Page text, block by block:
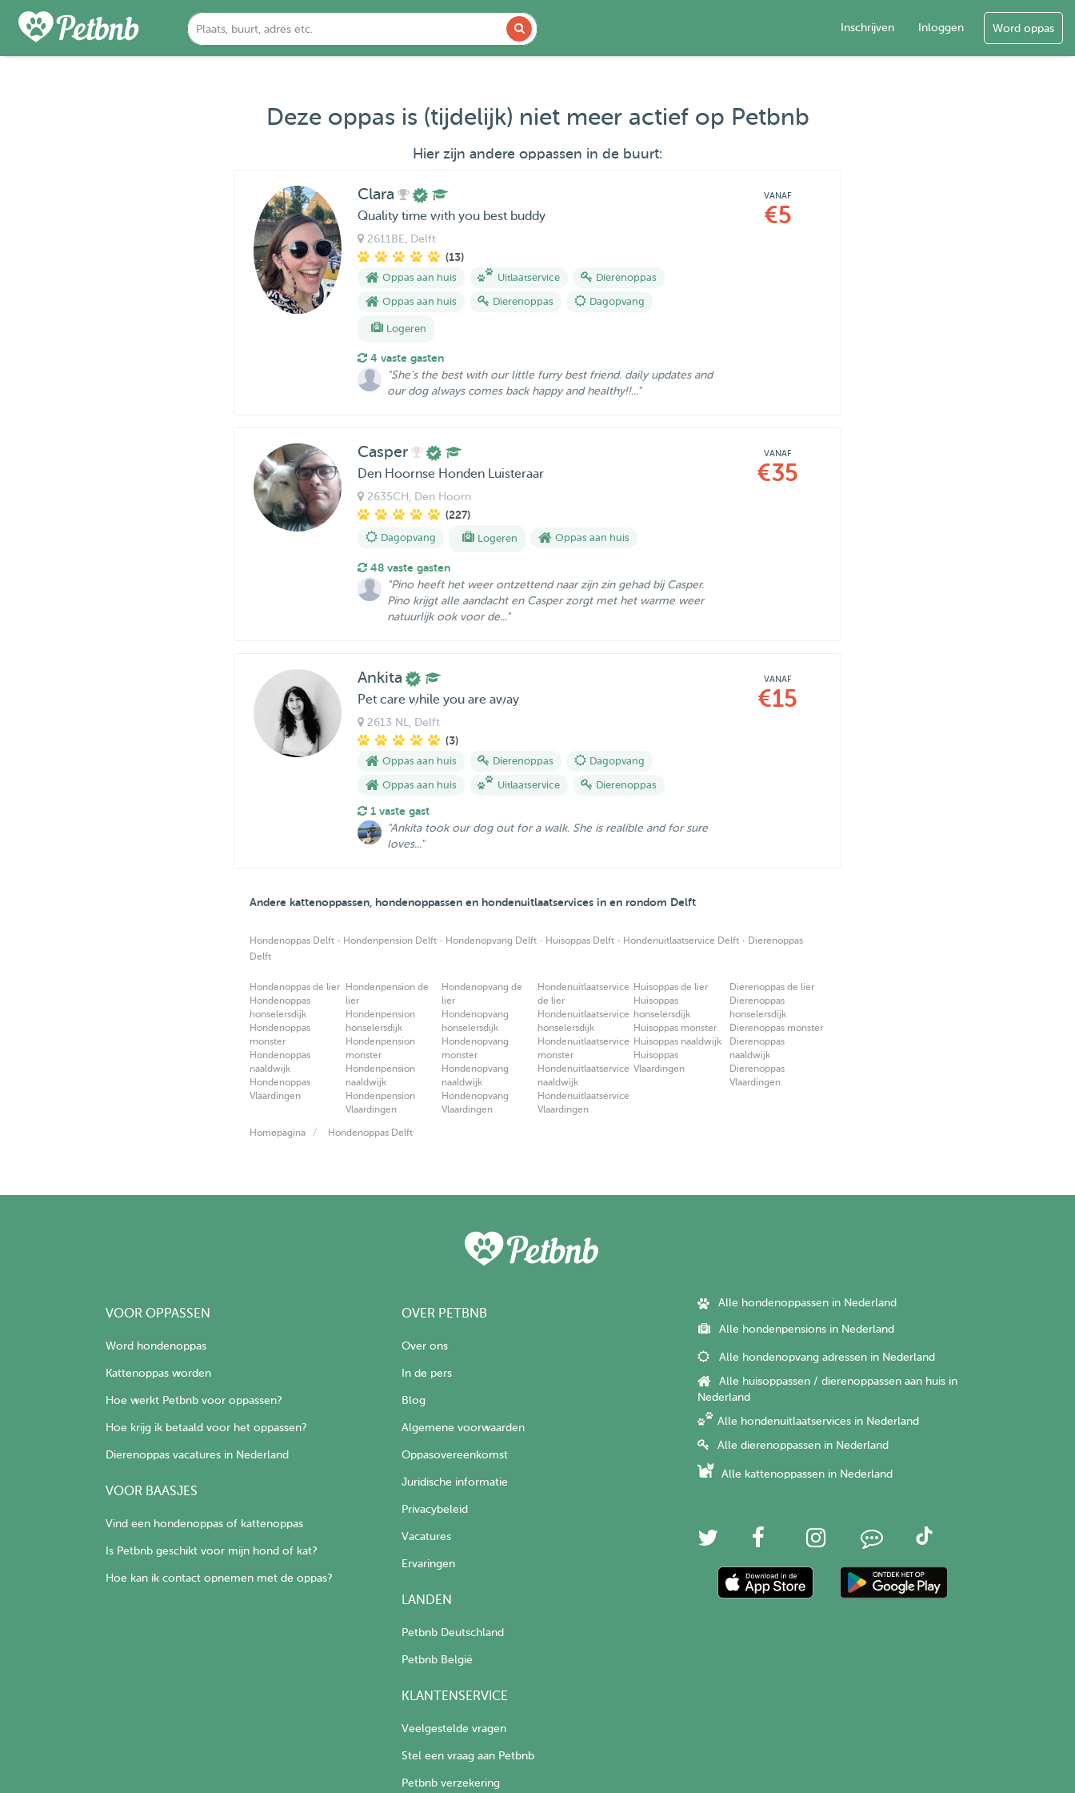
Inschrijven Inloggen Word oppas
Deze oppas is (tijdelijk) niet meer actief op Petbnb
Hier zijn andere oppassen in de buurt:
Clara
Quality time with you best buddy
2611BE , Delft
(13)
Oppas aan huis Uitlaatservice
Dierenoppas
Oppas aan huis
Dierenoppas Dagopvang
Logeren
4 vaste gasten
"She's the best with our little furry best friend. daily updates and
our dog always comes back happy and healthy!!..."
VANAF
€5
Casper
Den Hoornse Honden Luisteraar
2635CH , Den Hoorn
(227)
Dagopvang Logeren Oppas aan huis
48 vaste gasten
"Pino heeft het weer ontzettend naar zijn zin gehad bij Casper.
Pino krijgt alle aandacht en Casper zorgt met het warme weer
natuurlijk ook voor de..."
VANAF
€35
Ankita
Pet care while you are away
2613 NL , Delft
(3)
Oppas aan huis Dierenoppas
Dagopvang
Oppas aan huis
Uitlaatservice Dierenoppas
1 vaste gast
"Ankita took our dog out for a walk. She is realible and for sure
loves..."
VANAF
€15
Andere kattenoppassen, hondenoppassen en hondenuitlaatservices in en rondom Delft
Hondenoppas Delft · Hondenpension Delft · Hondenopvang Delft · Huisoppas Delft · Hondenuitlaatservice Delft · Dierenoppas
Delft
Hondenoppas de lier
Hondenoppas
honselersdijk
Hondenoppas
monster
Hondenoppas
naaldwijk
Hondenoppas
Vlaardingen
Hondenpension de
lier
Hondenpension
honselersdijk
Hondenpension
monster
Hondenpension
naaldwijk
Hondenpension
Vlaardingen
Hondenopvang de
lier
Hondenopvang
honselersdijk
Hondenopvang
monster
Hondenopvang
naaldwijk
Hondenopvang
Vlaardingen
Hondenuitlaatservice
de lier
Hondenuitlaatservice
honselersdijk
Hondenuitlaatservice
monster
Hondenuitlaatservice
naaldwijk
Hondenuitlaatservice
Vlaardingen
Huisoppas de lier
Huisoppas
honselersdijk
Huisoppas monster
Huisoppas naaldwijk
Huisoppas
Vlaardingen
Dierenoppas de lier
Dierenoppas
honselersdijk
Dierenoppas monster
Dierenoppas
naaldwijk
Dierenoppas
Vlaardingen
Homepagina Hondenoppas Delft
VOOR OPPASSEN
Word hondenoppas
Kattenoppas worden
Hoe werkt Petbnb voor oppassen?
Hoe krijg ik betaald voor het oppassen?
Dierenoppas vacatures in Nederland
VOOR BAASJES
Vind een hondenoppas of kattenoppas
Is Petbnb geschikt voor mijn hond of kat?
Hoe kan ik contact opnemen met de oppas?
OVER PETBNB
Over ons
In de pers
Blog
Algemene voorwaarden
Oppasovereenkomst
Juridische informatie
Privacybeleid
Vacatures
Ervaringen
LANDEN
Petbnb Deutschland
Petbnb België
KLANTENSERVICE
Veelgestelde vragen
Stel een vraag aan Petbnb
Petbnb verzekering
Alle hondenoppassen in Nederland
Alle hondenpensions in Nederland
Alle hondenopvang adressen in Nederland
Alle huisoppassen / dierenoppassen aan huis in
Nederland
Alle hondenuitlaatservices in Nederland
Alle dierenoppassen in Nederland
Alle kattenoppassen in Nederland